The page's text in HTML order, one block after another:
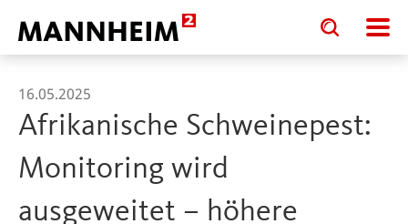
Toggle
search
input
Toggle
search
input
16.05.2025
Afrikanische Schweinepest:
Monitoring wird
ausgeweitet – höhere